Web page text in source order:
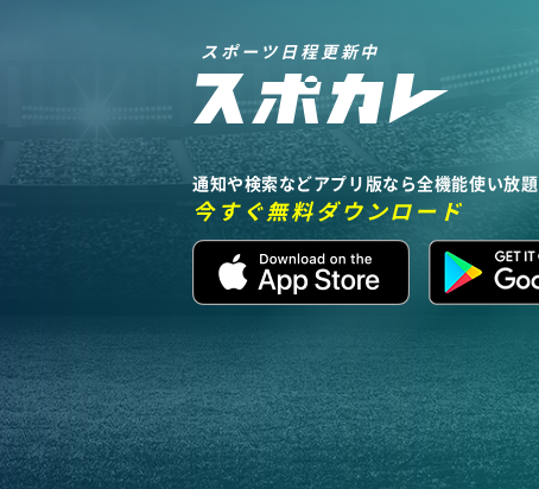
スポーツ日程更新中
通知や検索などアプリ版なら全機能使い放題
今すぐ無料ダウンロード